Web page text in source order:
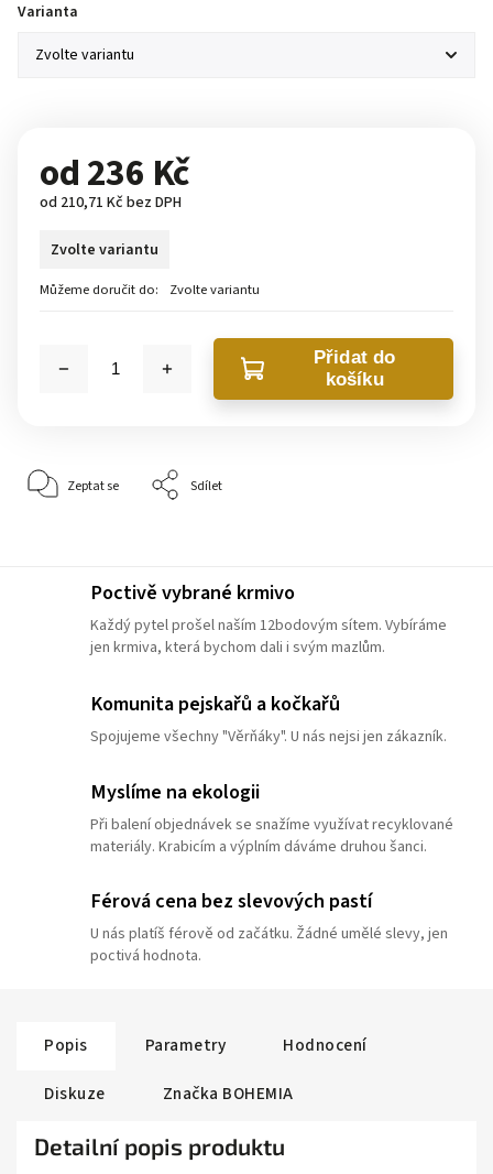
Varianta
od236 Kč
od 210,71 Kčbez DPH
Zvolte variantu
Můžeme doručit do: Zvolte variantu
Přidat do
košíku
Zeptat se Sdílet
Poctivě vybrané krmivo
Každý pytel prošel naším 12bodovým sítem. Vybíráme
jen krmiva, která bychom dali i svým mazlům.
Komunita pejskařů a kočkařů
Spojujeme všechny "Věrňáky". U nás nejsi jen zákazník.
Myslíme na ekologii
Při balení objednávek se snažíme využívat recyklované
materiály. Krabicím a výplním dáváme druhou šanci.
Férová cena bez slevových pastí
U nás platíš férově od začátku. Žádné umělé slevy, jen
poctivá hodnota.
Popis Parametry
Hodnocení
Diskuze
Značka BOHEMIA
Detailní popis produktu